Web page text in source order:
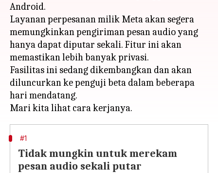
Android.
Layanan perpesanan milik Meta akan segera
memungkinkan pengiriman pesan audio yang
hanya dapat diputar sekali. Fitur ini akan
memastikan lebih banyak privasi.
Fasilitas ini sedang dikembangkan dan akan
diluncurkan ke penguji beta dalam beberapa
hari mendatang.
#1
Tidak mungkin untuk merekam
pesan audio sekali putar